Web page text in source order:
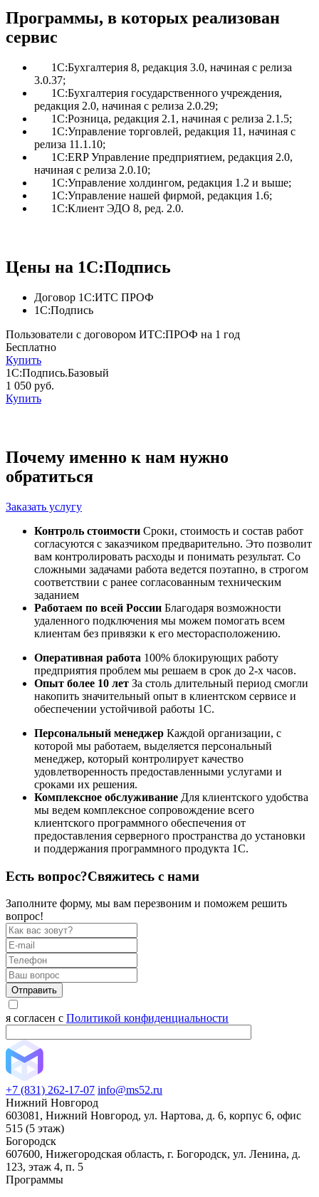
Программы, в которых реализован
сервис
1С:Бухгалтерия 8, редакция 3.0, начиная с релиза
3.0.37;
1С:Бухгалтерия государственного учреждения,
редакция 2.0, начиная с релиза 2.0.29;
1С:Розница, редакция 2.1, начиная с релиза 2.1.5;
1С:Управление торговлей, редакция 11, начиная с
релиза 11.1.10;
1С:ERP Управление предприятием, редакция 2.0,
начиная с релиза 2.0.10;
1С:Управление холдингом, редакция 1.2 и выше;
1С:Управление нашей фирмой, редакция 1.6;
1С:Клиент ЭДО 8, ред. 2.0.
Цены на 1С:Подпись
Договор 1С:ИТС ПРОФ
1С:Подпись
Пользователи с договором ИТС:ПРОФ на 1 год
Бесплатно
Купить
1С:Подпись.Базовый
1 050 руб.
Купить
Почему именно к нам нужно
обратиться
Заказать услугу
Контроль стоимости Сроки, стоимость и состав работ
согласуются с заказчиком предварительно. Это позволит
вам контролировать расходы и понимать результат. Со
сложными задачами работа ведется поэтапно, в строгом
соответствии с ранее согласованным техническим
заданием
Работаем по всей России Благодаря возможности
удаленного подключения мы можем помогать всем
клиентам без привязки к его месторасположению.
Оперативная работа 100% блокирующих работу
предприятия проблем мы решаем в срок до 2-х часов.
Опыт более 10 лет За столь длительный период смогли
накопить значительный опыт в клиентском сервисе и
обеспечении устойчивой работы 1С.
Персональный менеджер Каждой организации, с
которой мы работаем, выделяется персональный
менеджер, который контролирует качество
удовлетворенность предоставленными услугами и
сроками их решения.
Комплексное обслуживание Для клиентского удобства
мы ведем комплексное сопровождение всего
клиентского программного обеспечения от
предоставления серверного пространства до установки
и поддержания программного продукта 1С.
Есть вопрос?Свяжитесь с нами
Заполните форму, мы вам перезвоним и поможем решить
вопрос!
Отправить
я согласен с Политикой конфиденциальности
+7 (831) 262-17-07 info@ms52.ru
Нижний Новгород
603081, Нижний Новгород, ул. Нартова, д. 6, корпус 6, офис
515 (5 этаж)
Богородск
607600, Нижегородская область, г. Богородск, ул. Ленина, д.
123, этаж 4, п. 5
Программы